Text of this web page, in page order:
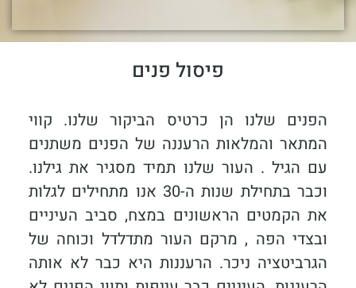
פיסול פנים
הפנים שלנו הן כרטיס הביקור שלנו. קווי
המתאר והמלאות הרעננה של הפנים משתנים
עם הגיל . העור שלנו תמיד מסגיר את גילנו.
וכבר בתחילת שנות ה-30 אנו מתחילים לגלות
את הקמטים הראשונים במצח, סביב העיניים
ובצדי הפה , מרקם העור מתדלדל וכוחה של
הגרביטציה ניכר. הרעננות היא כבר לא אותה